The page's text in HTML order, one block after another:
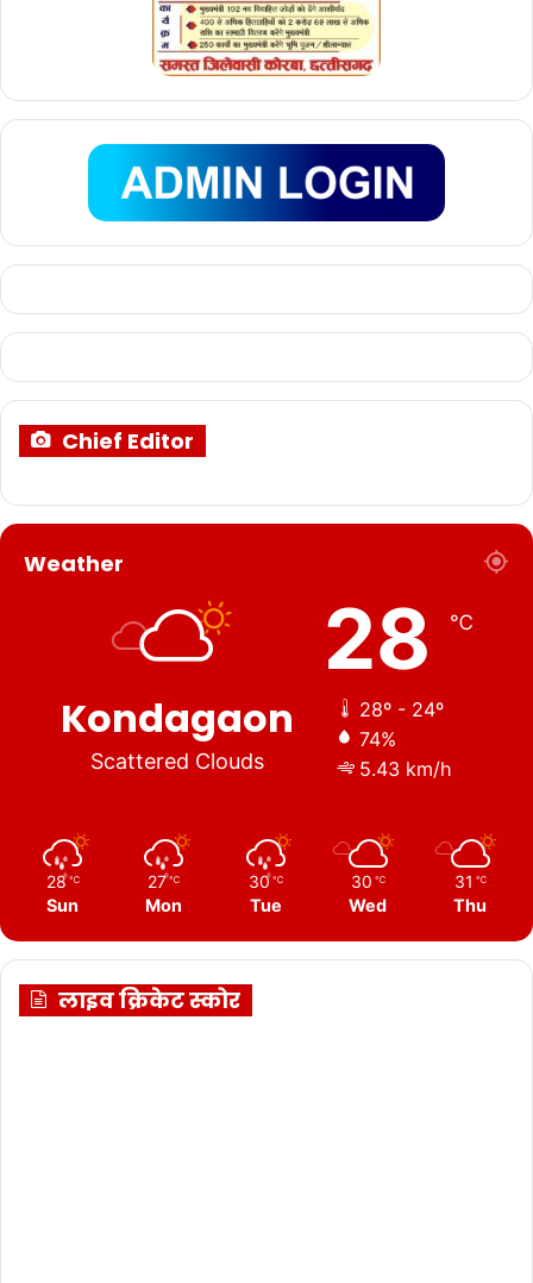
Chief Editor
Weather
Kondagaon
Scattered Clouds
28 ℃
28º - 24º
74%
5.43 km/h
28 ℃
Sun
27 ℃
Mon
30 ℃
Tue
30 ℃
Wed
31 ℃
Thu
लाइव क्रिकेट स्कोर